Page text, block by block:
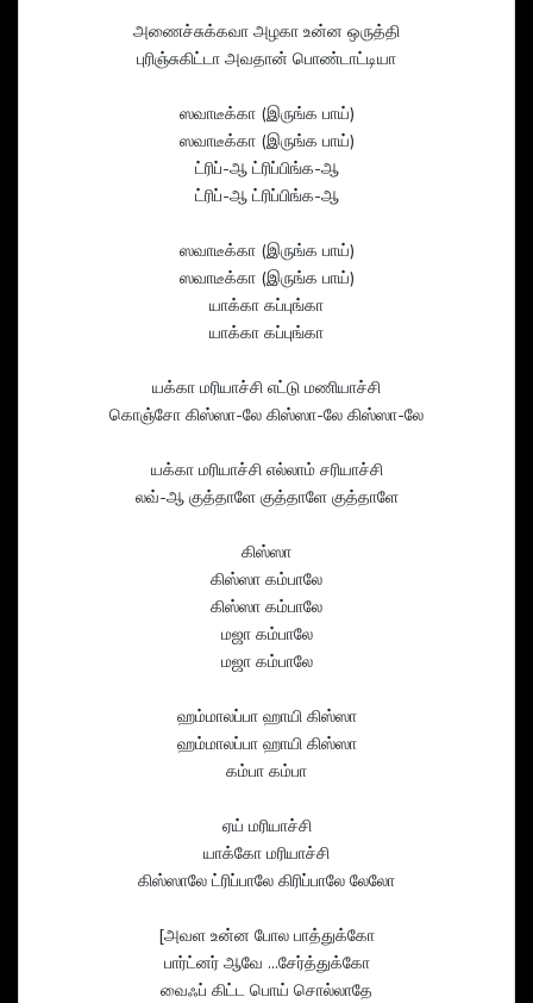
அணைச்சுக்கவா அழகா உன்ன ஒருத்தி
புரிஞ்சுகிட்டா அவதான் பொண்டாட்டியா
ஸவாடீக்கா (இருங்க பாய்)
ஸவாடீக்கா (இருங்க பாய்)
ட்ரிப்-ஆ ட்ரிப்பிங்க-ஆ
ட்ரிப்-ஆ ட்ரிப்பிங்க-ஆ
ஸவாடீக்கா (இருங்க பாய்)
ஸவாடீக்கா (இருங்க பாய்)
யாக்கா கப்புங்கா
யாக்கா கப்புங்கா
யக்கா மரியாச்சி எட்டு மணியாச்சி
கொஞ்சோ கிஸ்ஸா-லே கிஸ்ஸா-லே கிஸ்ஸா-லே
யக்கா மரியாச்சி எல்லாம் சரியாச்சி
லவ்-ஆ குத்தாளே குத்தாளே குத்தாளே
கிஸ்ஸா
கிஸ்ஸா கம்பாலே
கிஸ்ஸா கம்பாலே
மஜா கம்பாலே
மஜா கம்பாலே
ஹம்மாலப்பா ஹாயி கிஸ்ஸா
ஹம்மாலப்பா ஹாயி கிஸ்ஸா
கம்பா கம்பா
ஏய் மரியாச்சி
யாக்கோ மரியாச்சி
கிஸ்ஸாலே ட்ரிப்பாலே கிரிப்பாலே லேலோ
[அவள உன்ன போல பாத்துக்கோ
பார்ட்னர் ஆவே …சேர்த்துக்கோ
வைஃப் கிட்ட பொய் சொல்லாதே